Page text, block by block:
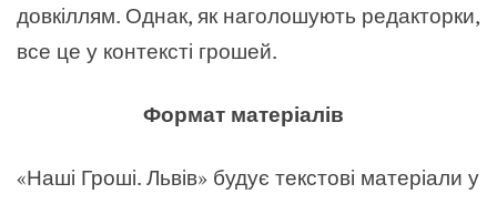
довкіллям. Однак, як наголошують редакторки,
все це у контексті грошей.
Формат матеріалів
«Наші Гроші. Львів» будує текстові матеріали у